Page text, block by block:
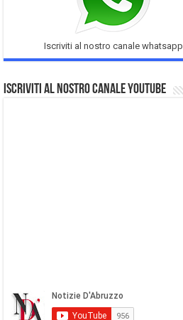
Iscriviti al nostro canale whatsapp
Iscriviti al nostro Canale Youtube